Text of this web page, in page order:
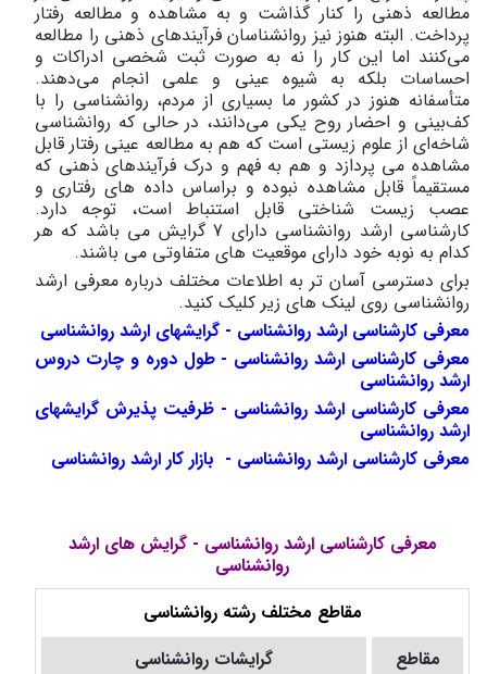
مطالعه ذهنی را کنار گذاشت و به مشاهده و مطالعه رفتار
پرداخت. البته هنوز نیز روانشناسان فرآیندهای ذهنی را مطالعه
می‌کنند اما این کار را نه به صورت ثبت شخصی ادراکات و
احساسات بلکه به شیوه عینی و علمی انجام می‌دهند.
متأسفانه‌ هنوز در کشور ما بسیاری‌ از مردم‌، روانشناسی‌ را با
کف‌بینی‌ و احضار روح‌ یکی‌ می‌دانند، در حالی‌ که‌ روانشناسی‌
شاخه‌ای‌ از علوم‌ زیستی‌ است‌ که‌ هم‌ به‌ مطالعه‌ عینی‌ رفتار قابل‌
مشاهده‌ می ‌پردازد و هم‌ به‌ فهم‌ و درک‌ فرآیندهای‌ ذهنی‌ که‌
مستقیماً قابل‌ مشاهده‌ نبوده‌ و براساس‌ داده ‌های‌ رفتاری‌ و
عصب‌ زیست‌ شناختی‌ قابل‌ استنباط‌ است‌، توجه‌ دارد.
کارشناسی ارشد روانشناسی دارای 7 گرایش می باشد که هر
کدام به نوبه خود دارای موقعیت های متفاوتی می باشند.
برای دسترسی آسان تر به اطلاعات مختلف درباره معرفی ارشد
روانشناسی روی لینک های زیر کلیک کنید.
معرفی کارشناسی ارشد روانشناسی - گرایشهای ارشد روانشناسی
معرفی کارشناسی ارشد روانشناسی - طول دوره و چارت دروس
ارشد روانشناسی
معرفی کارشناسی ارشد روانشناسی - ظرفیت پذیرش گرایشهای
ارشد روانشناسی
معرفی کارشناسی ارشد روانشناسی - بازار کار ارشد روانشناسی
معرفی کارشناسی ارشد روانشناسی - گرایش های ارشد
روانشناسی
مقاطع مختلف رشته روانشناسی
مقاطع
گرایشات روانشناسی